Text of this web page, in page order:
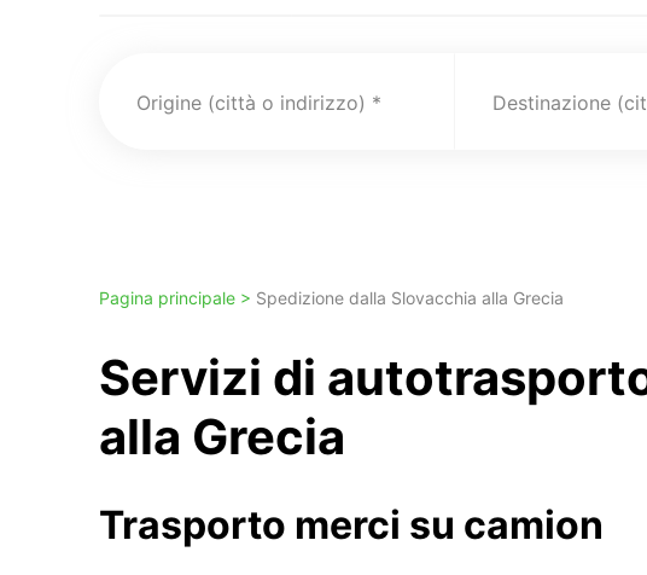
Origine (città o indirizzo)
Pagina principale > Spedizione dalla Slovacchia alla Grecia
Servizi di
alla Grecia
Trasporto merci su camion